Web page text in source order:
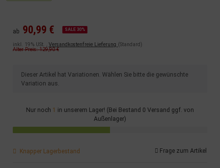
ab 90,99 € SALE 30%
inkl. 19% USt. , Versandkostenfreie Lieferung (Standard)
Alter Preis: 129,90 €
x
Dieser Artikel hat Variationen. Wählen Sie bitte die gewünschte
Variation aus.
Nur noch 1 in unserem Lager! (Bei Bestand 0 Versand ggf. von
Außenlager)
Knapper Lagerbestand Frage zum Artikel